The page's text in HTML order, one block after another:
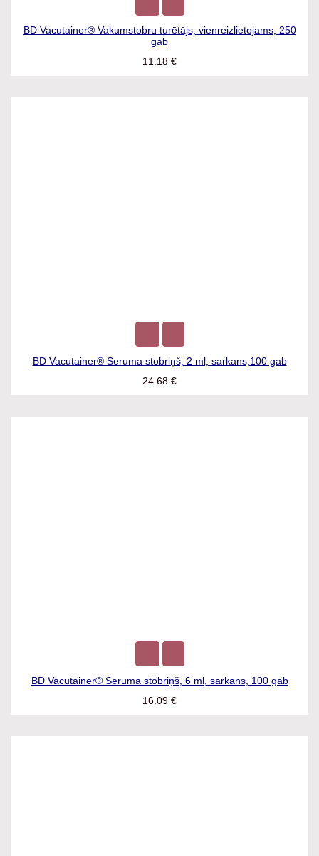
BD Vacutainer® Vakumstobru turētājs, vienreizlietojams, 250
gab
11.18€
BD Vacutainer® Seruma stobriņš, 2 ml, sarkans,100 gab
24.68€
BD Vacutainer® Seruma stobriņš, 6 ml, sarkans, 100 gab
16.09€